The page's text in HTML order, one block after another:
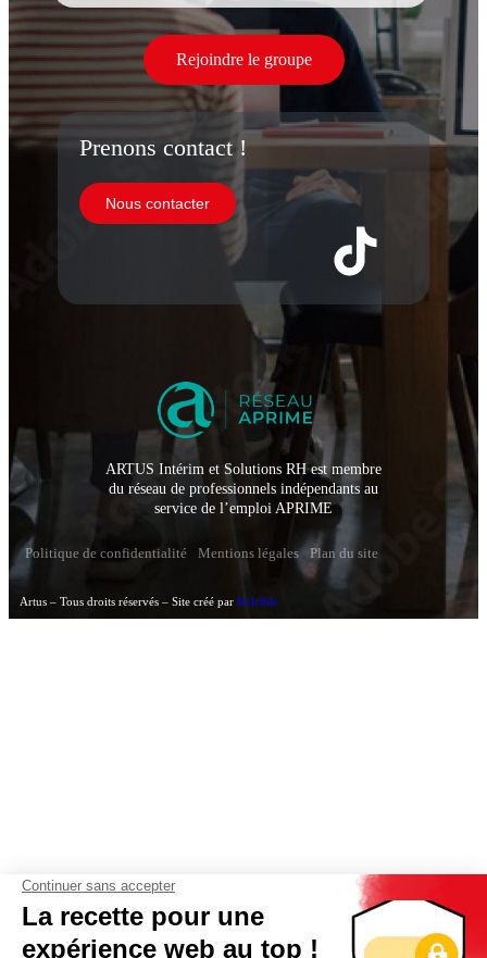
Rejoindre le groupe
Prenons contact !
Nous contacter
ARTUS Intérim et Solutions RH est membre
du réseau de professionnels indépendants au
service de l’emploi APRIME
Politique de confidentialité Mentions légales Plan du site
Artus – Tous droits réservés – Site créé par Kelcible